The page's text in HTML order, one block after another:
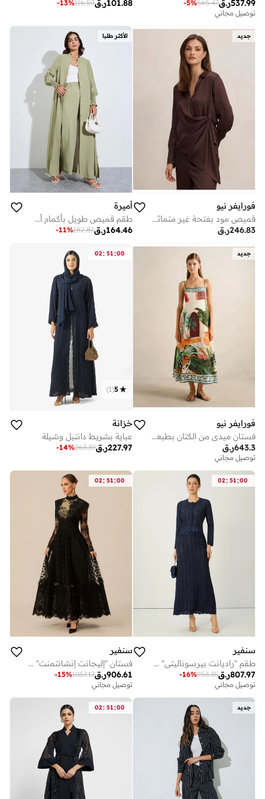
ر.ق537.99
565.47
-5%
توصيل مجاني
ر.ق101.88
116.59
-13%
جديد
فورايفر نيو
قميص مود بفتحة غير متماثلة
ر.ق246.83
الأكثر طلبا
أميرة
طقم قميص طويل بأكمام أسقفية وأزرار مع بنطال واسع الساق
ر.ق164.46
182.87
-11%
جديد
فورايفر نيو
فستان ميدي من الكتان بطبعة بيانكا
ر.ق643.3
توصيل مجاني
02: 51:00
5
(
1
)
خزانة
عباية بشريط دانتيل وشيلة
ر.ق227.97
263.39
-14%
02: 51:00
سنفير
طقم "راديانت بيرسوناليتي" باللون الأزرق من كارديغان محبوك بنقشة المعين وتنورة
ر.ق807.97
953.35
-16%
توصيل مجاني
02: 51:00
سنفير
فستان "إليجانت إنشانتمنت" ماكسي من الدانتيل باللون الأسود وبنقشة البولكا دوت
ر.ق906.61
1057.17
-15%
توصيل مجاني
جديد 02: 51:00